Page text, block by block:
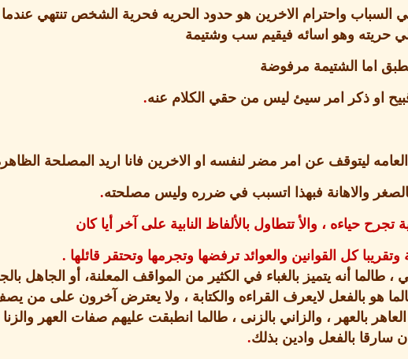
واحترام الاخرين هو حدود الحريه فحرية الشخص تنتهي عندما
حريته وهو اسائه فيقيم سب وشتيمة
اما الشتيمة مرفوضة
او ذكر امر سيئ ليس من حقي الكلام عنه.
ليتوقف عن امر مضر لنفسه او الاخرين فانا اريد المصلحة
والاهانة فبهذا اتسبب في ضرره وليس مصلحته.
تجرح حياءه ، والأ تتطاول بالألفاظ النابية على آخر أيا كان
كل القوانين والعوائد ترفضها وتجرمها وتحتقر قائلها .
أنه يتميز بالغباء في الكثير من المواقف المعلنة، أو الجاهل
هو بالفعل لايعرف القراءه والكتابة ، ولا يعترض آخرون على من
بالعهر ، والزاني بالزنى ، طالما انطبقت عليهم صفات العهر والزنا
بالفعل وادين بذلك.